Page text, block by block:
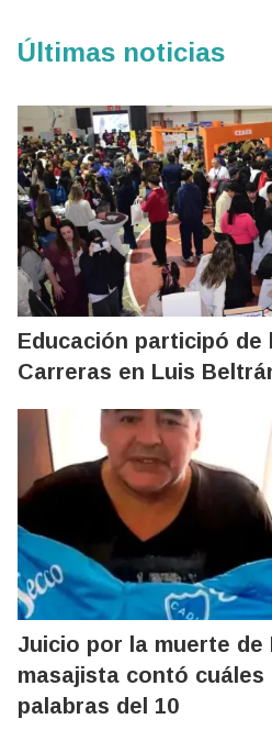
Últimas noticias
Educación participó de
Carreras en Luis
Juicio por la muerte de
masajista contó
palabras del 10